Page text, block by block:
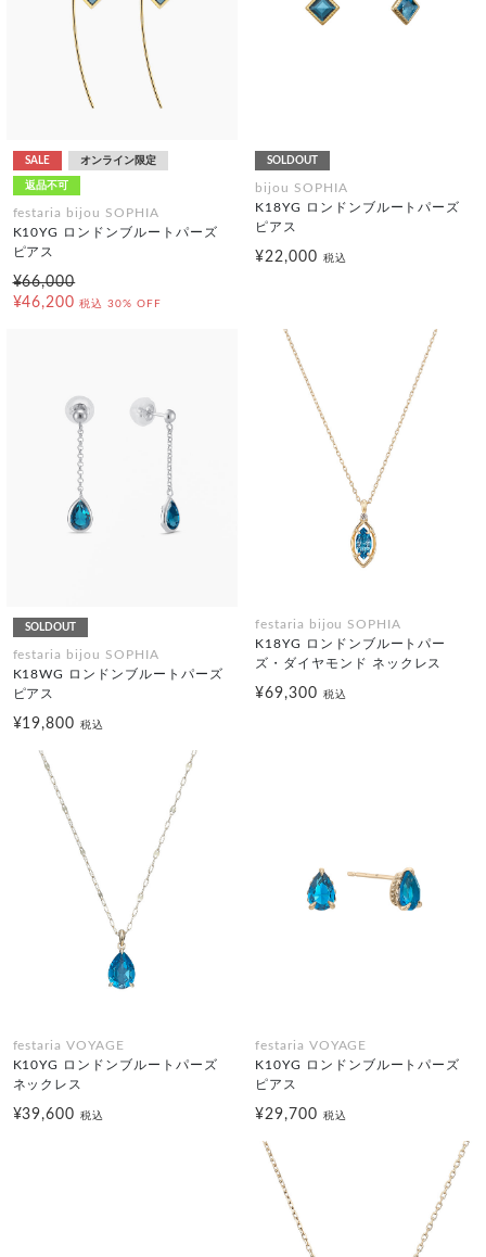
SALE オンライン限定
返品不可
festaria bijou SOPHIA
K10YG ロンドンブルートパーズ
ピアス
¥66,000
¥46,200 税込 30% OFF
SOLDOUT
bijou SOPHIA
K18YG ロンドンブルートパーズ
ピアス
¥22,000 税込
SOLDOUT
festaria bijou SOPHIA
K18WG ロンドンブルートパーズ
ピアス
¥19,800税込
festaria bijou SOPHIA
K18YG ロンドンブルートパー
ズ・ダイヤモンド ネックレス
¥69,300 税込
festaria VOYAGE
K10YG ロンドンブルートパーズ
ネックレス
¥39,600税込
festaria VOYAGE
K10YG ロンドンブルートパーズ
ピアス
¥29,700 税込